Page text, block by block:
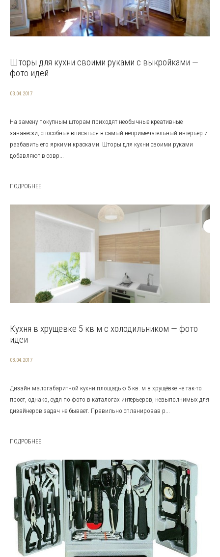
Шторы для кухни своими руками с выкройками —
фото идей
03.04.2017
На замену покупным шторам приходят необычные креативные
занавески, способные вписаться в самый непримечательный интерьер и
разбавить его яркими красками. Шторы для кухни своими руками
добавляют в совр...
ПОДРОБНЕЕ
Кухня в хрущевке 5 кв м с холодильником — фото
идеи
03.04.2017
Дизайн малогабаритной кухни площадью 5 кв. м в хрущёвке не так-то
прост, однако, судя по фото в каталогах интерьеров, невыполнимых для
дизайнеров задач не бывает. Правильно спланировав р...
ПОДРОБНЕЕ